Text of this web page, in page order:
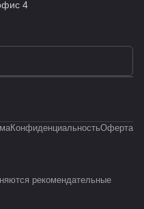
4
КонфиденциальностьОферта
рекомендательные